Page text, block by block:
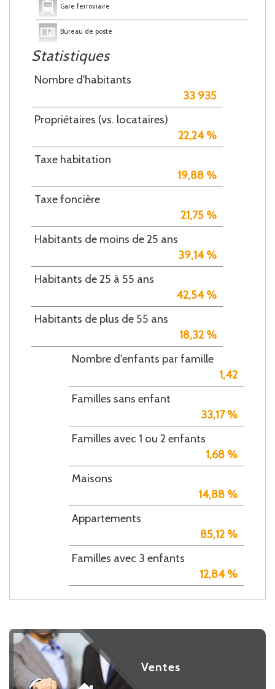
Gare ferroviaire
Bureau de poste
Mairie
Statistiques
Nombre d'habitants
33 935
Propriétaires (vs. locataires)
22,24 %
Taxe habitation
19,88 %
Taxe foncière
21,75 %
Habitants de moins de 25 ans
39,14 %
Habitants de 25 à 55 ans
42,54 %
Habitants de plus de 55 ans
18,32 %
Nombre d'enfants par famille
1,42
Familles sans enfant
33,17 %
Familles avec 1 ou 2 enfants
1,68 %
Maisons
14,88 %
Appartements
85,12 %
Familles avec 3 enfants
12,84 %
Ventes